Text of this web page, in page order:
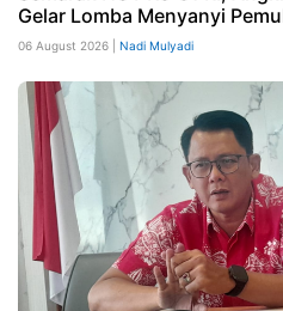
Gelar Lomba Menyanyi
06 August 2026 | Nadi Mulyadi